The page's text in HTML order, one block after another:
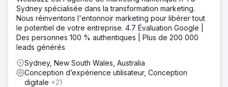
Sydney spécialisée dans la transformation marketing.
Nous réinventons l'entonnoir marketing pour libérer tout
le potentiel de votre entreprise. 4.7 Évaluation Google |
Des personnes 100 % authentiques | Plus de 200 000
leads générés
Sydney, New South Wales, Australia
Conception d’expérience utilisateur, Conception
digitale +21